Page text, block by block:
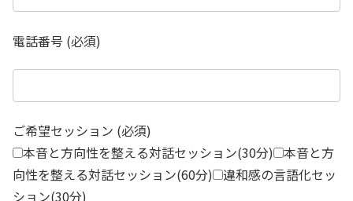
電話番号 (必須)
ご希望セッション (必須)
本音と方向性を整える対話セッション(30分) 本音と方
向性を整える対話セッション(60分) 違和感の言語化セッ
ション(30分)